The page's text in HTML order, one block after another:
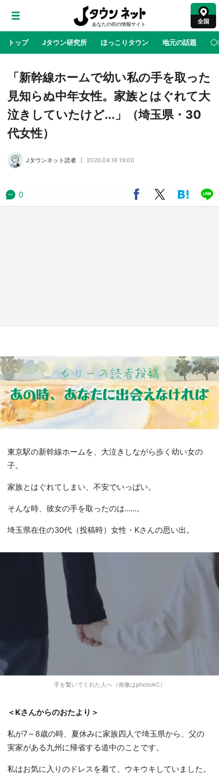
全国
トップ Jタウン研究所 ほっこりタウン 地元の話題 〇
地域×二次元 絶景 あの時はありがとう 物語がはじ
鳥取・境港「ゲゲゲの妖怪楽園」限定だった鬼
太郎グッズ買える 銀座・博品館TOY PARKへ
公式プロモ動画で「聖地」が生産されてます
『薬屋のひとりごと』の〝舞〟の世界に入り込
む 六本木ヒルズ展望台でコラボ、本邦初公開
「新幹線ホームで幼い私の手を取った
見知らぬ中年女性。家族とはぐれて大
泣きしていたけど...」（埼玉県・30
代女性）
Jタウンネット読者 2026.04.16 19:00
0
東京駅の新幹線ホームを、大泣きしながら歩く幼い女の
子。
家族とはぐれてしまい、不安でいっぱい。
そんな時、彼女の手を取ったのは......。
埼玉県在住の30代（投稿時）女性・Kさんの思い出。
手を繋いでくれた人へ（画像はphotoAC）
＜Kさんからのおたより＞
私が7～8歳の時、夏休みに家族四人で埼玉県から、父の
実家がある九州に帰省する道中のことです。
私はお気に入りのドレスを着て、ウキウキしていました。